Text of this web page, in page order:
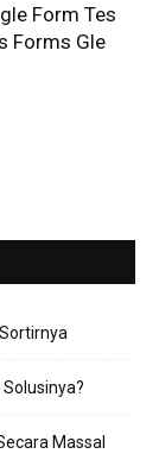
Form Tes
Forms Gle
Massal